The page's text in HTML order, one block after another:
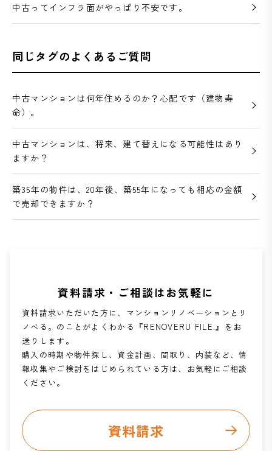
中古ってインフラ面がやっぱり不安です。
同じタグのよくあるご質問
中古マンションは何年住めるのか？心配です（建物寿
命）。
中古マンションは、将来、建て替えになる可能性はあり
ますか？
築35年の物件は、20年後、築55年になっても相応の金額
で売却できますか？
資料請求・ご相談はお気軽に
資料請求いただいた方に、マンションリノベーションとリ
ノベる。のことがよくわかる『RENOVERU FILE.』をお
送りします。
購入の時期や物件探し、資金計画、間取り、内装など、情
報収集やご検討をはじめられている方は、お気軽にご相談
ください。
資料請求